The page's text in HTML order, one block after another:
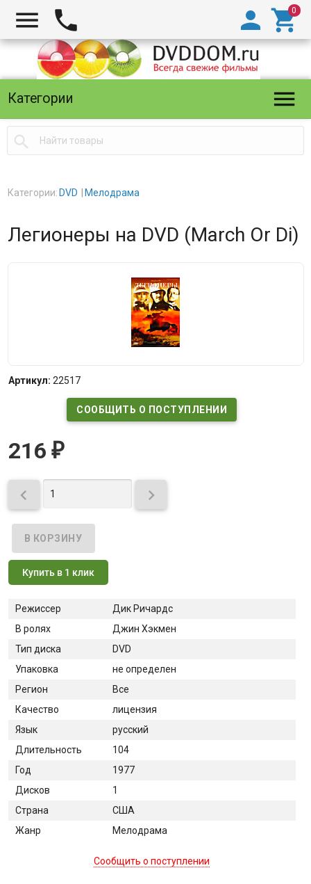
  

Категории 

Категории: DVD Мелодрама
Легионеры на DVD (March Or Di)
Артикул: 22517
СООБЩИТЬ О ПОСТУПЛЕНИИ
216 ₽
 
Купить в 1 клик
Режиссер
Дик Ричардс
В ролях
Джин Хэкмен
Тип диска
DVD
Упаковка
не определен
Регион
Все
Качество
лицензия
Язык
русский
Длительность
104
Год
1977
Дисков
1
Страна
США
Жанр
Мелодрама
Сообщить о поступлении